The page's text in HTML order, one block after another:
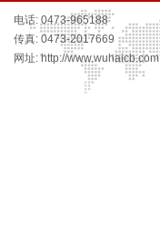
电话: 0473-965188
传真: 0473-2017669
网址: http://www.wuhaicb.com